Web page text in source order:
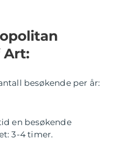
Art:
besøkende per år:
en besøkende
3-4 timer.